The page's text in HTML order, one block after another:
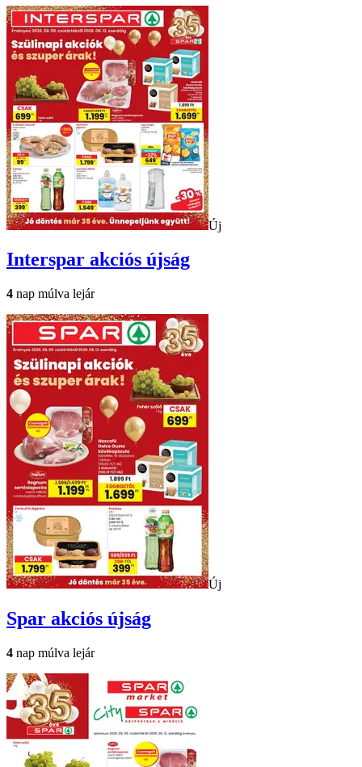
Új
Interspar akciós újság
4 nap múlva lejár
Új
Spar akciós újság
4 nap múlva lejár